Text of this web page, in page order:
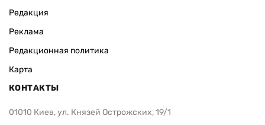
Редакция
Реклама
Редакционная политика
Карта
КОНТАКТЫ
01010 Киев, ул. Князей Острожских, 19/1